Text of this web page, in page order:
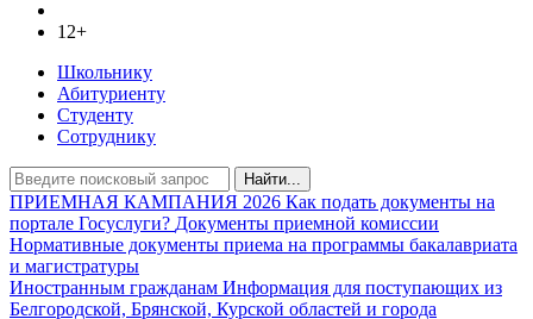
12+
Школьнику
Абитуриенту
Студенту
Сотруднику
Найти...
ПРИЕМНАЯ КАМПАНИЯ 2026 Как подать документы на
портале Госуслуги? Документы приемной комиссии
Нормативные документы приема на программы бакалавриата
и магистратуры
Иностранным гражданам Информация для поступающих из
Белгородской, Брянской, Курской областей и города